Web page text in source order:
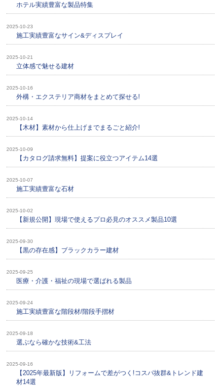
ホテル実績豊富な製品特集
2025-10-23
施工実績豊富なサイン&ディスプレイ
2025-10-21
立体感で魅せる建材
2025-10-16
外構・エクステリア商材をまとめて探せる!
2025-10-14
【木材】素材から仕上げまでまるごと紹介!
2025-10-09
【カタログ請求無料】提案に役立つアイテム14選
2025-10-07
施工実績豊富な石材
2025-10-02
【新規公開】現場で使えるプロ必見のオススメ製品10選
2025-09-30
【黒の存在感】ブラックカラー建材
2025-09-25
医療・介護・福祉の現場で選ばれる製品
2025-09-24
施工実績豊富な階段材/階段手摺材
2025-09-18
選ぶなら確かな技術&工法
2025-09-16
【2025年最新版】リフォームで差がつく!コスパ抜群&トレンド建
材14選